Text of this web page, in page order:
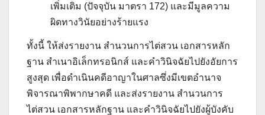
เพิ่มเติม (ปัจจุบัน มาตรา 172) และมีมูลความ
ผิดทางวินัยอย่างร้ายแรง
ทั้งนี้ ให้ส่งรายงาน สำนวนการไต่สวน เอกสารหลัก
ฐาน สำเนาอิเล็กทรอนิกส์ และคำวินิจฉัยไปยังอัยการ
สูงสุด เพื่อดำเนินคดีอาญาในศาลซึ่งมีเขตอำนาจ
พิจารณาพิพากษาคดี และส่งรายงาน สำนวนการ
ไต่สวน เอกสารหลักฐาน และคำวินิจฉัยไปยังผู้บังคับ